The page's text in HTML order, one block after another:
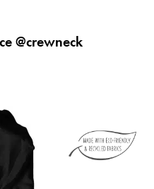
@crewneck